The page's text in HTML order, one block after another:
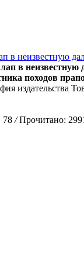
в неизвестную
в
походов
издательства
/Прочитано: